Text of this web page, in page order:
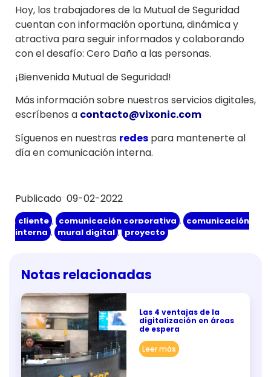
Hoy, los trabajadores de la Mutual de Seguridad
cuentan con información oportuna, dinámica y
atractiva para seguir informados y colaborando
con el desafío: Cero Daño a las personas.
¡Bienvenida Mutual de Seguridad!
Más información sobre nuestros servicios digitales,
escríbenos a contacto@vixonic.com
Síguenos en nuestras redes para mantenerte al
día en comunicación interna.
Publicado 09-02-2022
cliente , comunicación corporativa , comunicación
interna , mural digital , proyecto
Notas relacionadas
Las 4 ventajas de la
digitalización en áreas
de espera
Leer más